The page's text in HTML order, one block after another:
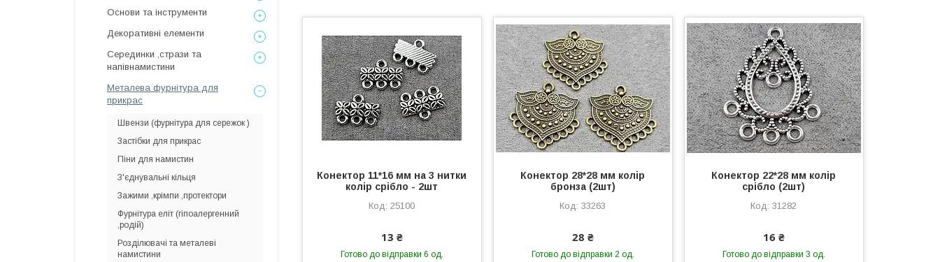
Конектор 11*16 мм на 3 нитки
колір срібло - 2шт
25100
13 ₴
Готово до відправки 6 од.
Конектор 28*28 мм колір
бронза (2шт)
33263
28 ₴
Готово до відправки 2 од.
Конектор 22*28 мм колір
срібло (2шт)
31282
16 ₴
Готово до відправки 3 од.
Основи та інструменти
Декоративні елементи
Серединки ,стрази та
напівнамистини
Металева фурнітура для
прикрас
Швензи (фурнітура для сережок )
Застібки для прикрас
Піни для намистин
З'єднувальні кільця
Зажими ,крімпи ,протектори
Фурнітура еліт (гіпоалергенний
,родій)
Розділювачі та металеві
намистини